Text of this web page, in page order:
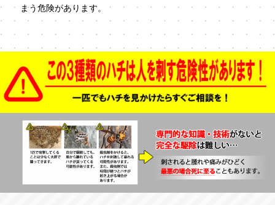
まう危険があります。